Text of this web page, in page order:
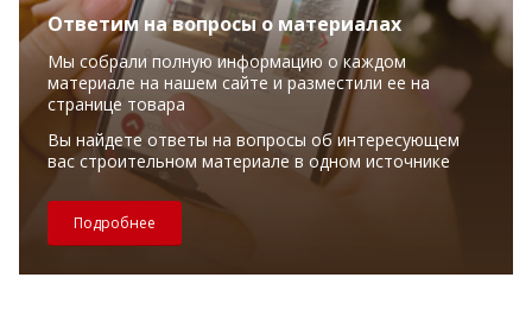
Ответим на вопросы о материалах
Мы собрали полную информацию о каждом
материале на нашем сайте и разместили ее на
странице товара
Вы найдете ответы на вопросы об интересующем
вас строительном материале в одном источнике
Подробнее